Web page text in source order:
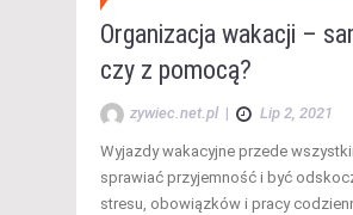
Organizacja wakacji –
czy z pomocą?
zywiec.net.pl | Lip 2, 2021
Wyjazdy wakacyjne przede
sprawiać przyjemność i być
stresu, obowiązków i pracy